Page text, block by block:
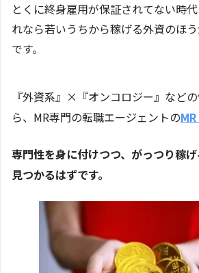
とくに終身雇用が保証されてない時
れなら若いうちから稼げる外資のほ
です。
『外資系』×『オンコロジー』など
ら、MR専門の転職エージェントの
専門性を身に付けつつ、がっつり稼
見つかるはずです。